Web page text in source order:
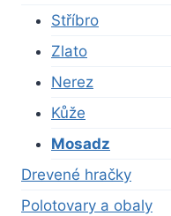
Stříbro
Zlato
Nerez
Kůže
Mosadz
Drevené hračky
Polotovary a obaly